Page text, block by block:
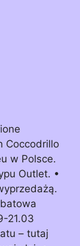
Coccodrillo
w Polsce.
Outlet. •
21.03
– tutaj